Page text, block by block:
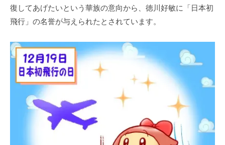
復してあげたいという華族の意向から、徳川好敏に「日本初
飛行」の名誉が与えられたとされています。